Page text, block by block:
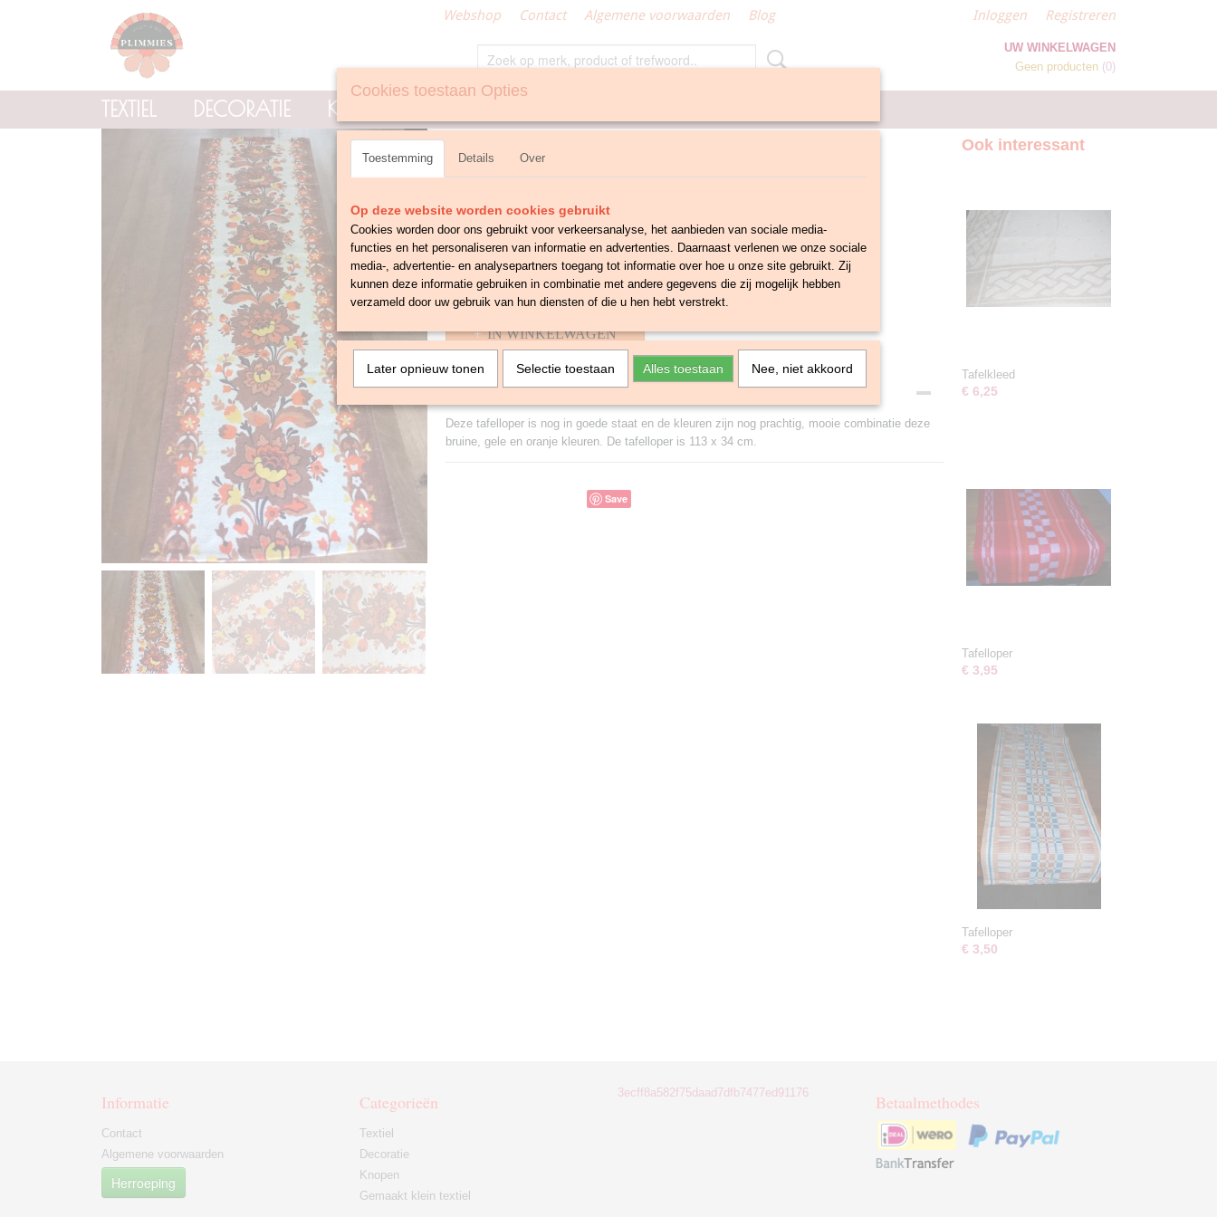
Webshop Contact Algemene voorwaarden Blog Inloggen Registreren
UW WINKELWAGEN
Geen producten (0)
TEXTIEL DECORATIE KNOPEN
Tafelloper seventies
✓ Op voorraad- Levertijd 1-3 werkdagen
Aantal
IN WINKELWAGEN
Omschrijving
Deze tafelloper is nog in goede staat en de kleuren zijn nog prachtig, mooie combinatie deze
bruine, gele en oranje kleuren. De tafelloper is 113 x 34 cm.
Save
Ook interessant
Tafelkleed
€ 6,25
Tafelloper
€ 3,95
Tafelloper
€ 3,50
Informatie
Contact
Algemene voorwaarden
Herroeping
Categorieën
Textiel
Decoratie
Knopen
Gemaakt klein textiel
3ecff8a582f75daad7dfb7477ed91176 Betaalmethodes
Cookies toestaan Opties
Toestemming Details Over
Op deze website worden cookies gebruikt
Cookies worden door ons gebruikt voor verkeersanalyse, het aanbieden van sociale media-
functies en het personaliseren van informatie en advertenties. Daarnaast verlenen we onze sociale
media-, advertentie- en analysepartners toegang tot informatie over hoe u onze site gebruikt. Zij
kunnen deze informatie gebruiken in combinatie met andere gegevens die zij mogelijk hebben
verzameld door uw gebruik van hun diensten of die u hen hebt verstrekt.
Later opnieuw tonen Selectie toestaan Alles toestaan Nee, niet akkoord